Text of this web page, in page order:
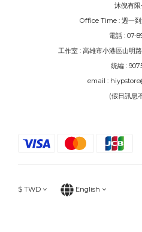
沐倪有限
Office Time : 週一到
電話 : 07-
工作室 : 高雄市小港區山明
統編 :
email :
(假日訊息
$ TWD English